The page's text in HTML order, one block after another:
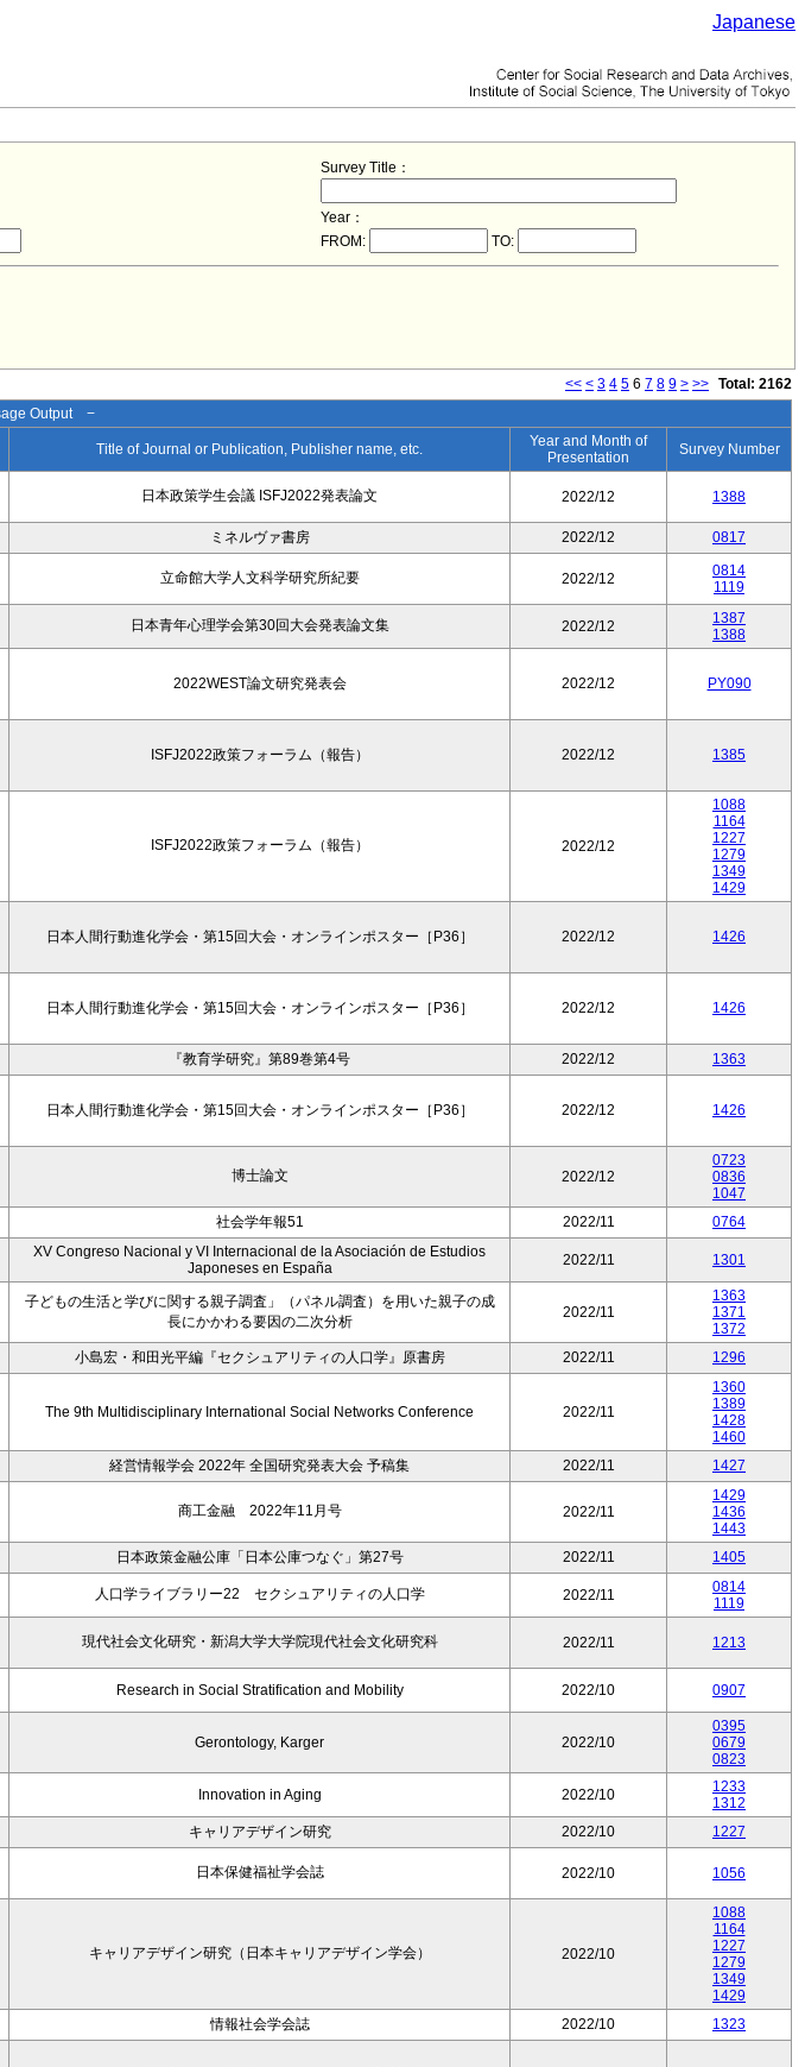
Japanese
Survey Title：
Year：
FROM:
TO:
<< < 3 4 5 6 7 8 9 > >> Total: 2162
Output −
Title of Journal or Publication, Publisher name, etc.
Year and Month of
Presentation
Survey Number
日本政策学生会議 ISFJ2022発表論文 2022/12 1388
ミネルヴァ書房 2022/12
0817
立命館大学人文科学研究所紀要 2022/12
0814
1119
日本青年心理学会第30回大会発表論文集 2022/12
1387
1388
2022WEST論文研究発表会 2022/12 PY090
ISFJ2022政策フォーラム（報告） 2022/12 1385
ISFJ2022政策フォーラム（報告） 2022/12
1088
1164
1227
1279
1349
1429
日本人間行動進化学会・第15回大会・オンラインポスター［P36］ 2022/12 1426
日本人間行動進化学会・第15回大会・オンラインポスター［P36］ 2022/12 1426
『教育学研究』第89巻第4号 2022/12 1363
日本人間行動進化学会・第15回大会・オンラインポスター［P36］ 2022/12 1426
博士論文 2022/12
0723
0836
1047
社会学年報51 2022/11 0764
XV Congreso Nacional y VI Internacional de la Asociación de Estudios
Japoneses en España
2022/11 1301
子どもの生活と学びに関する親子調査」（パネル調査）を用いた親子の成
長にかかわる要因の二次分析
2022/11
1363
1371
1372
小島宏・和田光平編『セクシュアリティの人口学』原書房 2022/11 1296
The 9th Multidisciplinary International Social Networks Conference 2022/11
1360
1389
1428
1460
経営情報学会 2022年 全国研究発表大会 予稿集 2022/11 1427
商工金融 2022年11月号 2022/11
1429
1436
1443
日本政策金融公庫「日本公庫つなぐ」第27号 2022/11 1405
人口学ライブラリー22 セクシュアリティの人口学 2022/11
0814
1119
現代社会文化研究・新潟大学大学院現代社会文化研究科 2022/11 1213
Research in Social Stratification and Mobility 2022/10 0907
Gerontology, Karger 2022/10
0395
0679
0823
Innovation in Aging 2022/10
1233
1312
キャリアデザイン研究 2022/10
1227
日本保健福祉学会誌 2022/10 1056
キャリアデザイン研究（日本キャリアデザイン学会） 2022/10
1088
1164
1227
1279
1349
1429
情報社会学会誌 2022/10 1323